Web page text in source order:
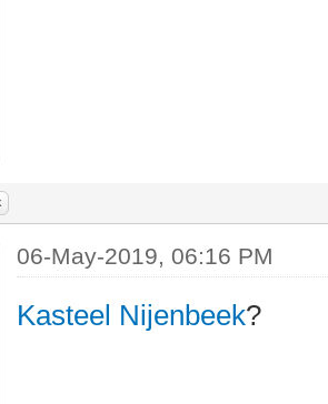
06-May-2019, 06:16 PM
Kasteel Nijenbeek?